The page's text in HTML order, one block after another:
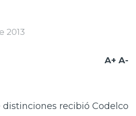
2013
A+ A-
recibió Codelco